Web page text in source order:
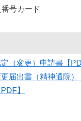
号カード
（変更）申請書【
届出書（精神通院）
】